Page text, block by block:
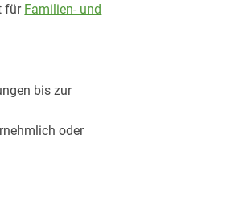
für Familien- und
bis zur
oder